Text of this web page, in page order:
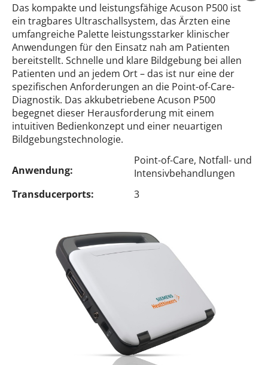
Das kompakte und leistungsfähige Acuson P500 ist
ein tragbares Ultraschallsystem, das Ärzten eine
umfangreiche Palette leistungsstarker klinischer
Anwendungen für den Einsatz nah am Patienten
bereitstellt. Schnelle und klare Bildgebung bei allen
Patienten und an jedem Ort – das ist nur eine der
spezifischen Anforderungen an die Point-of-Care-
Diagnostik. Das akkubetriebene Acuson P500
begegnet dieser Herausforderung mit einem
intuitiven Bedienkonzept und einer neuartigen
Bildgebungstechnologie.
Anwendung:
Point-of-Care, Notfall- und
Intensivbehandlungen
Transducerports:
3